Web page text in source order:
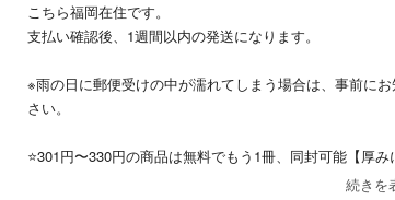
こちら福岡在住です。
支払い確認後、1週間以内の発送になります。
※雨の日に郵便受けの中が濡れてしまう場合は、事前に
さい。
⭐️301円〜330円の商品は無料でもう1冊、同封可能【厚
続きを